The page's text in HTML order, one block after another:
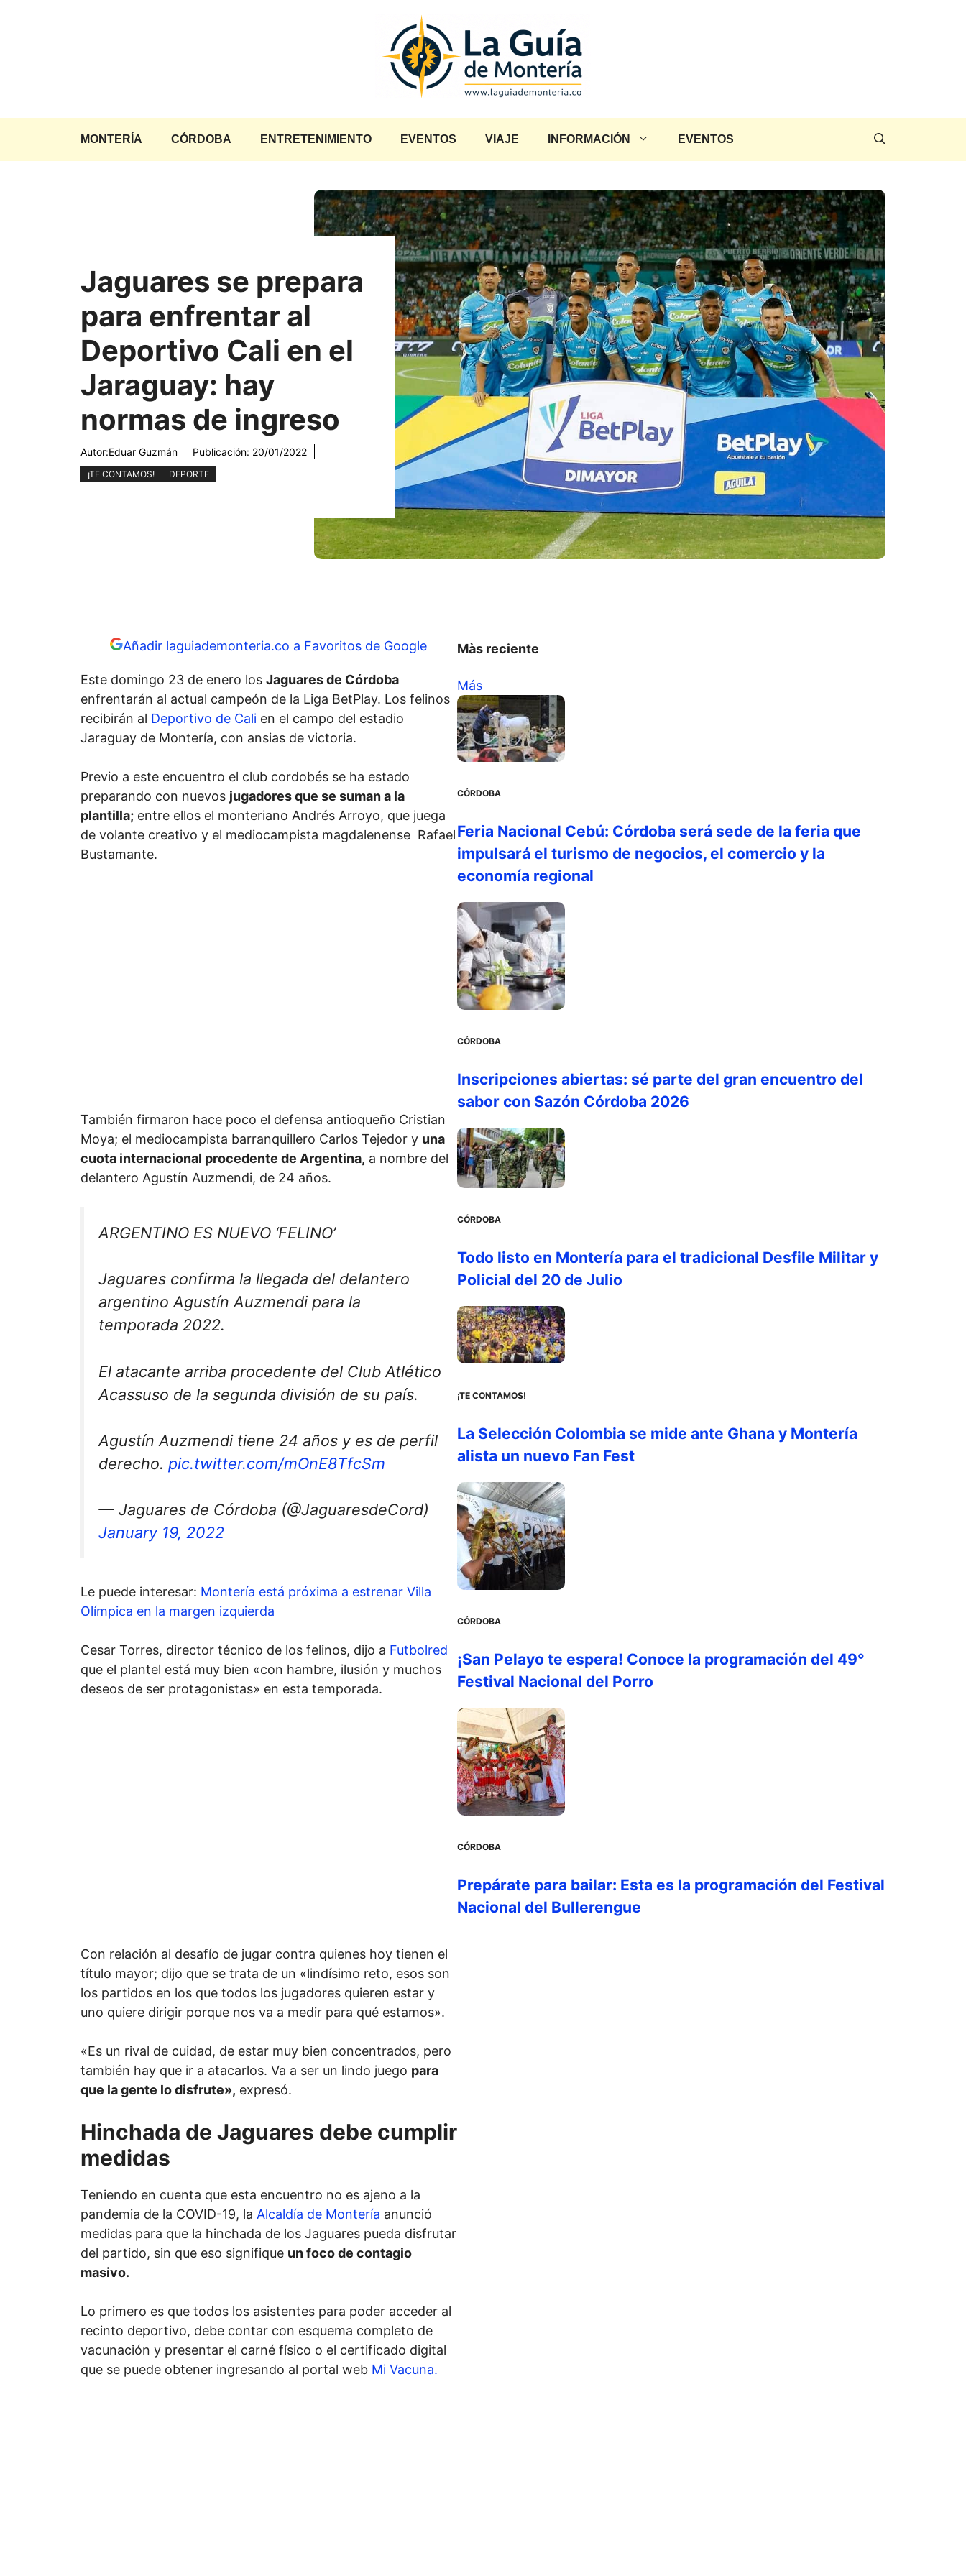
MONTERÍA CÓRDOBA ENTRETENIMIENTO EVENTOS VIAJE INFORMACIÓN EVENTOS
Jaguares se prepara
para enfrentar al
Deportivo Cali en el
Jaraguay: hay
normas de ingreso
Autor:Eduar Guzmán Publicación: 20/01/2022
¡TE CONTAMOS! DEPORTE
Añadir laguiademonteria.co a Favoritos de Google
Este domingo 23 de enero los Jaguares de Córdoba
enfrentarán al actual campeón de la Liga BetPlay. Los felinos
recibirán al Deportivo de Cali en el campo del estadio
Jaraguay de Montería, con ansias de victoria.
Previo a este encuentro el club cordobés se ha estado
preparando con nuevos jugadores que se suman a la
plantilla; entre ellos el monteriano Andrés Arroyo, que juega
de volante creativo y el mediocampista magdalenense Rafael
Bustamante.
También firmaron hace poco el defensa antioqueño Cristian
Moya; el mediocampista barranquillero Carlos Tejedor y una
cuota internacional procedente de Argentina, a nombre del
delantero Agustín Auzmendi, de 24 años.
ARGENTINO ES NUEVO ‘FELINO’
Jaguares confirma la llegada del delantero
argentino Agustín Auzmendi para la
temporada 2022.
El atacante arriba procedente del Club Atlético
Acassuso de la segunda división de su país.
Agustín Auzmendi tiene 24 años y es de perfil
derecho. pic.twitter.com/mOnE8TfcSm
— Jaguares de Córdoba (@JaguaresdeCord)
January 19, 2022
Le puede interesar: Montería está próxima a estrenar Villa
Olímpica en la margen izquierda
Cesar Torres, director técnico de los felinos, dijo a Futbolred
que el plantel está muy bien «con hambre, ilusión y muchos
deseos de ser protagonistas» en esta temporada.
Con relación al desafío de jugar contra quienes hoy tienen el
título mayor; dijo que se trata de un «lindísimo reto, esos son
los partidos en los que todos los jugadores quieren estar y
uno quiere dirigir porque nos va a medir para qué estamos».
«Es un rival de cuidad, de estar muy bien concentrados, pero
también hay que ir a atacarlos. Va a ser un lindo juego para
que la gente lo disfrute», expresó.
Hinchada de Jaguares debe cumplir
medidas
Teniendo en cuenta que esta encuentro no es ajeno a la
pandemia de la COVID-19, la Alcaldía de Montería anunció
medidas para que la hinchada de los Jaguares pueda disfrutar
del partido, sin que eso signifique un foco de contagio
masivo.
Lo primero es que todos los asistentes para poder acceder al
recinto deportivo, debe contar con esquema completo de
vacunación y presentar el carné físico o el certificado digital
que se puede obtener ingresando al portal web Mi Vacuna.
Màs reciente
Más
CÓRDOBA
Feria Nacional Cebú: Córdoba será sede de la feria que
impulsará el turismo de negocios, el comercio y la
economía regional
CÓRDOBA
Inscripciones abiertas: sé parte del gran encuentro del
sabor con Sazón Córdoba 2026
CÓRDOBA
Todo listo en Montería para el tradicional Desfile Militar y
Policial del 20 de Julio
¡TE CONTAMOS!
La Selección Colombia se mide ante Ghana y Montería
alista un nuevo Fan Fest
CÓRDOBA
¡San Pelayo te espera! Conoce la programación del 49°
Festival Nacional del Porro
CÓRDOBA
Prepárate para bailar: Esta es la programación del Festival
Nacional del Bullerengue